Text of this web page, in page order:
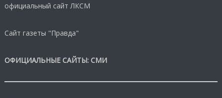
официальный сайт ЛКСМ
Сайт газеты "Правда"
ОФИЦИАЛЬНЫЕ САЙТЫ: СМИ